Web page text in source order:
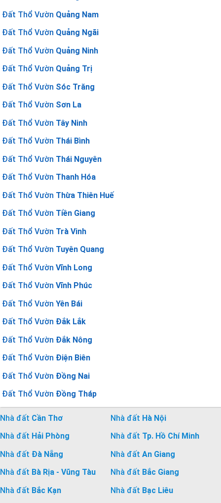
Đất Thổ Vườn Quảng Nam
Đất Thổ Vườn Quảng Ngãi
Đất Thổ Vườn Quảng Ninh
Đất Thổ Vườn Quảng Trị
Đất Thổ Vườn Sóc Trăng
Đất Thổ Vườn Sơn La
Đất Thổ Vườn Tây Ninh
Đất Thổ Vườn Thái Bình
Đất Thổ Vườn Thái Nguyên
Đất Thổ Vườn Thanh Hóa
Đất Thổ Vườn Thừa Thiên Huế
Đất Thổ Vườn Tiền Giang
Đất Thổ Vườn Trà Vinh
Đất Thổ Vườn Tuyên Quang
Đất Thổ Vườn Vĩnh Long
Đất Thổ Vườn Vĩnh Phúc
Đất Thổ Vườn Yên Bái
Đất Thổ Vườn Đắk Lắk
Đất Thổ Vườn Đắk Nông
Đất Thổ Vườn Điện Biên
Đất Thổ Vườn Đồng Nai
Đất Thổ Vườn Đồng Tháp
Nhà đất Cần Thơ Nhà đất Hà Nội
Nhà đất Hải Phòng Nhà đất Tp. Hồ Chí Minh
Nhà đất Đà Nẵng Nhà đất An Giang
Nhà đất Bà Rịa - Vũng Tàu Nhà đất Bắc Giang
Nhà đất Bắc Kạn Nhà đất Bạc Liêu